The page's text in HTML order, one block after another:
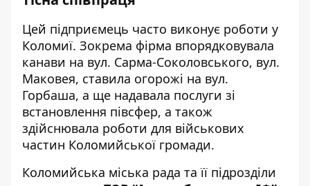
Цей підприємець часто виконує роботи у
Коломиї. Зокрема фірма впорядковувала
канави на вул. Сарма-Соколовського, вул.
Маковея, ставила огорожі на вул.
Горбаша, а ще надавала послуги зі
встановлення півсфер, а також
здійснювала роботи для військових
частин Коломийської громади.
Коломийська міська рада та її підрозділи